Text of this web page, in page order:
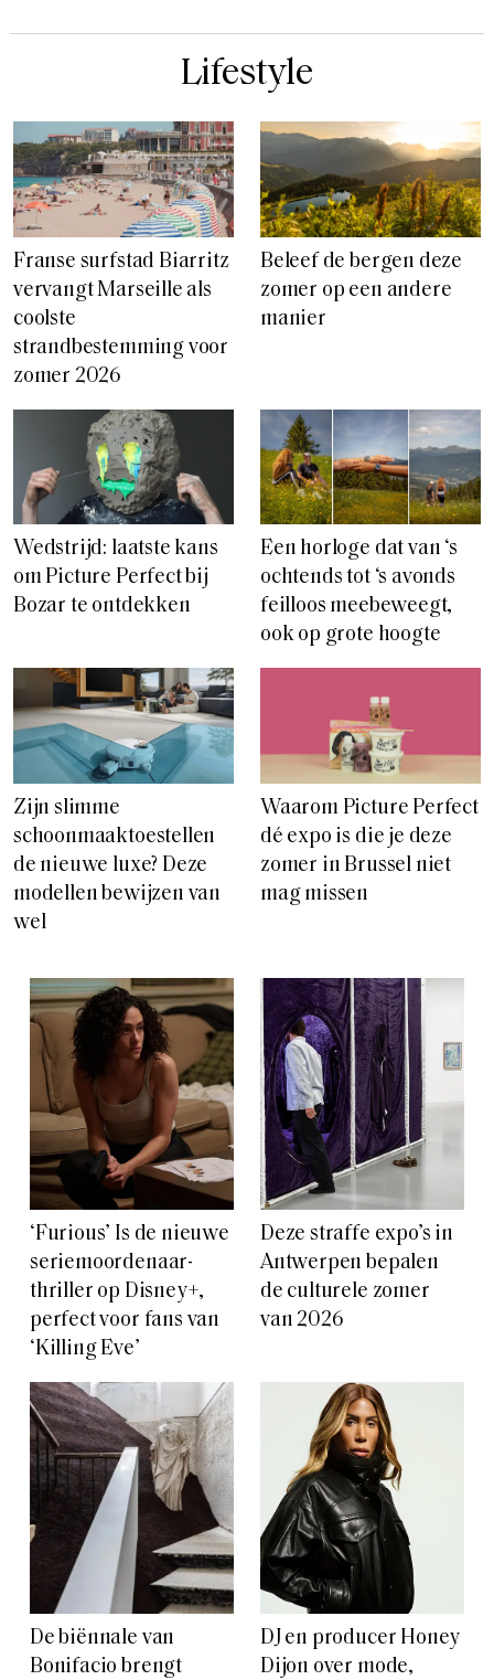
Lifestyle
Franse surfstad Biarritz
vervangt Marseille als
coolste
strandbestemming voor
zomer 2026
Beleef de bergen deze
zomer op een andere
manier
Wedstrijd: laatste kans
om Picture Perfect bij
Bozar te ontdekken
Een horloge dat van ‘s
ochtends tot ‘s avonds
feilloos meebeweegt,
ook op grote hoogte
Zijn slimme
schoonmaaktoestellen
de nieuwe luxe? Deze
modellen bewijzen van
wel
Waarom Picture Perfect
dé expo is die je deze
zomer in Brussel niet
mag missen
‘Furious’ Is de nieuwe
seriemoordenaar-
thriller op Disney+,
perfect voor fans van
‘Killing Eve’
Deze straffe expo’s in
Antwerpen bepalen
de culturele zomer
van 2026
De biënnale van
Bonifacio brengt
DJ en producer Honey
Dijon over mode,